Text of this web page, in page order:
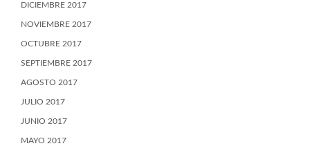
DICIEMBRE 2017
NOVIEMBRE 2017
OCTUBRE 2017
SEPTIEMBRE 2017
AGOSTO 2017
JULIO 2017
JUNIO 2017
MAYO 2017